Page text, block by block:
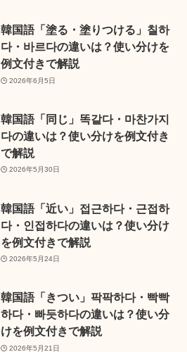
韓国語「塗る・塗りつける」칠하
다・바르다の違いは？使い分けを
例文付きで解説
2026年6月5日
韓国語「同じ」똑같다・마찬가지
다の違いは？使い分けを例文付き
で解説
2026年5月30日
韓国語「近い」접근하다・근접하
다・인접하다の違いは？使い分け
を例文付きで解説
2026年5月24日
韓国語「きつい」팍팍하다・빡빡
하다・빠듯하다の違いは？使い分
けを例文付きで解説
2026年5月21日